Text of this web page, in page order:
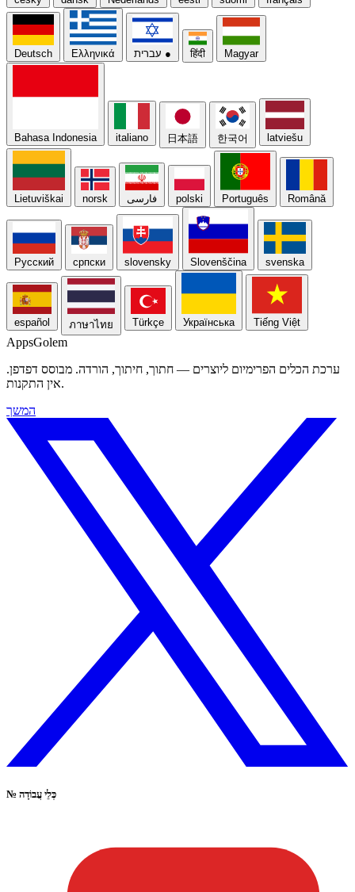
Deutsch Ελληνικά עברית ● हिंदी Magyar
Bahasa Indonesia italiano 日本語 한국어 latviešu
Lietuviškai norsk فارسی polski Português Română
Русский српски slovensky Slovenščina svenska
español ภาษาไทย Türkçe Українська Tiếng Việt
AppsGolem
ערכת הכלים הפרימיום ליוצרים — חתוך, חיתוך, הורדה. מבוסס דפדפן.
אין התקנות.
המשך
№ כְּלֵי עֲבוֹדָה